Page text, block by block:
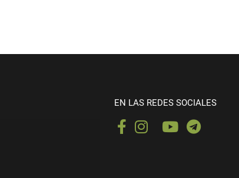
EN LAS REDES SOCIALES